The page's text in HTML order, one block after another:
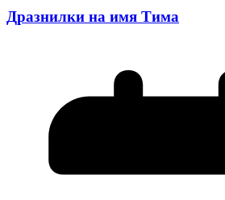
Дразнилки на имя Тима